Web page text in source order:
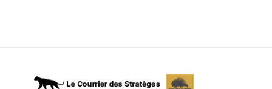
vaccin ARN anti- Covid.